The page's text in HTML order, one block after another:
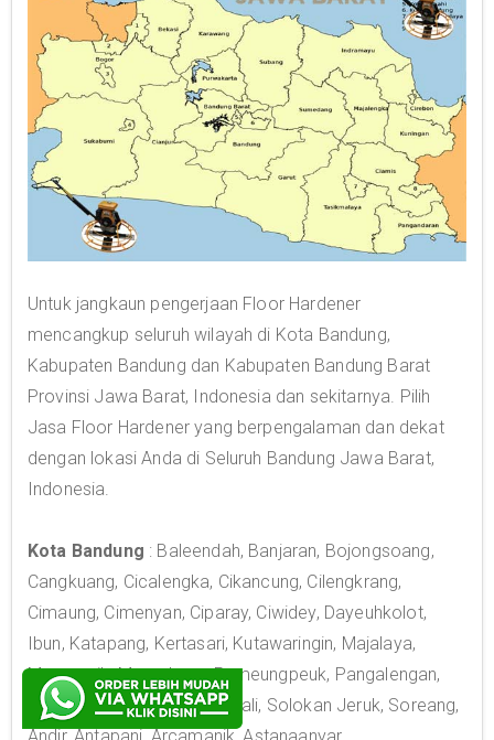
Untuk jangkaun pengerjaan Floor Hardener
mencangkup seluruh wilayah di Kota Bandung,
Kabupaten Bandung dan Kabupaten Bandung Barat
Provinsi Jawa Barat, Indonesia dan sekitarnya. Pilih
Jasa Floor Hardener yang berpengalaman dan dekat
dengan lokasi Anda di Seluruh Bandung Jawa Barat,
Indonesia.
Kota Bandung : Baleendah, Banjaran, Bojongsoang,
Cangkuang, Cicalengka, Cikancung, Cilengkrang,
Cimaung, Cimenyan, Ciparay, Ciwidey, Dayeuhkolot,
Ibun, Katapang, Kertasari, Kutawaringin, Majalaya,
Margaasih, Margahayu, Pameungpeuk, Pangalengan,
Paseh, Pasirjambu, Rancabali, Solokan Jeruk, Soreang,